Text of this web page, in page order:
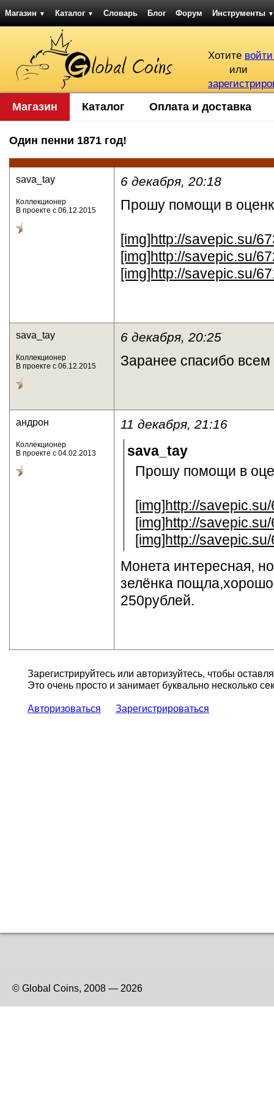
Магазин ▼ Каталог ▼ Словарь Блог Форум Инструменты ▼
Хотите
или
Магазин Каталог Оплата и доставка
Один пенни 1871 год!
sava_tay
Коллекционер
В проекте с 06.12.2015
6 декабря, 20:18
Прошу помощи в
[img]http://savepic.su/
[img]http://savepic.su/
[img]http://savepic.su/
sava_tay
Коллекционер
В проекте с 06.12.2015
6 декабря, 20:25
Заранее спасибо
андрон
Коллекционер
В проекте с 04.02.2013
11 декабря, 21:16
sava_tay
Прошу помощи в
[img]http://
[img]http://
[img]http://
Монета интересная,
зелёнка
250рублей.
Зарегистрируйтесь или авторизуйтесь, чтобы
Это очень просто и занимает буквально несколько
Авторизоваться Зарегистрироваться
© Global Coins, 2008 — 2026